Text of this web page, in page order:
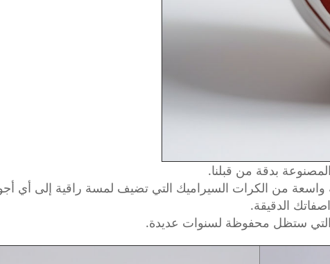
بدقة من قبلنا.
من الكرات السيراميك التي تضيف لمسة راقية إلى أي
الدقيقة.
التي ستظل محفوظة لسنوات عديدة.